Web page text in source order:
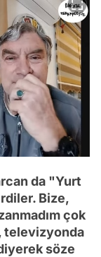
da "Yurt
Bize,
çok
televizyonda
söze